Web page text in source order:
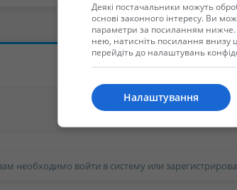
необходимо войти в систему или
Деякі постачальники можуть
основі законного інтересу. Ви
параметри за посиланням нижче.
нею, натисніть посилання внизу
перейдіть до налаштувань
Налаштування